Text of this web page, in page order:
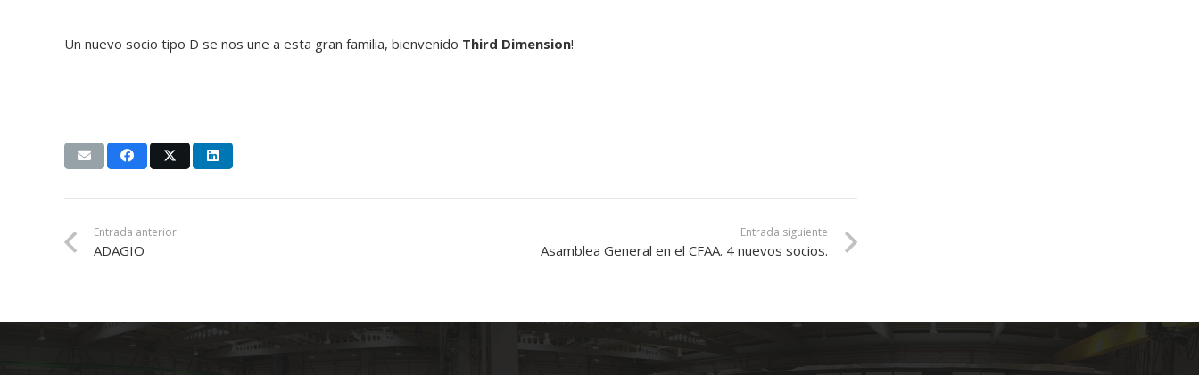
Un nuevo socio tipo D se nos une a esta gran familia, bienvenido Third Dimension!
Entrada anterior
ADAGIO
Entrada siguiente
Asamblea General en el CFAA. 4 nuevos socios.